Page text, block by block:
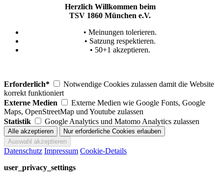
Herzlich Willkommen beim
TSV 1860 München e.V.
• Meinungen tolerieren.
• Satzung respektieren.
• 50+1 akzeptieren.
Erforderlich*
Notwendige Cookies zulassen damit die Website
korrekt funktioniert
Externe Medien
Externe Medien wie Google Fonts, Google
Maps, OpenStreetMap und Youtube zulassen
Statistik
Google Analytics und Matomo Analytics zulassen
Datenschutz Impressum Cookie-Details
user_privacy_settings